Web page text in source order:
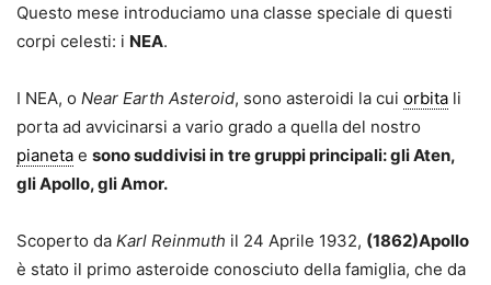
Questo mese introduciamo una classe speciale di questi
corpi celesti: i NEA.
I NEA, o Near Earth Asteroid, sono asteroidi la cui orbita li
porta ad avvicinarsi a vario grado a quella del nostro
pianeta e sono suddivisi in tre gruppi principali: gli Aten,
gli Apollo, gli Amor.
Scoperto da Karl Reinmuth il 24 Aprile 1932, (1862)Apollo
è stato il primo asteroide conosciuto della famiglia, che da